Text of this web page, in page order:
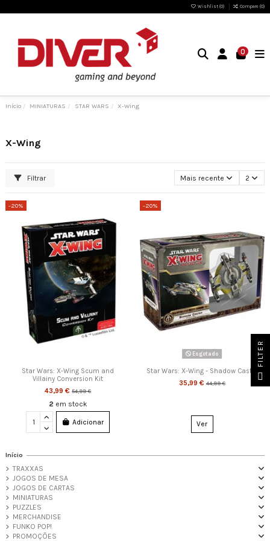
Wishlist (0) Compare (0)
0
Início MINIATURAS STAR WARS X-Wing
X-Wing
Filtrar Mais recente 2
-20%
Star Wars: X-Wing Scum and
Villainy Conversion Kit
43,99 €54,99 €
2 em stock
Adicionar
-20%
Esgotado
Star Wars: X-Wing - Shadow Caster
35,99 €44,99 €
Ver
Início
TRAXXAS
JOGOS DE MESA
JOGOS DE CARTAS
MINIATURAS
PUZZLES
MERCHANDISE
FUNKO POP!
PROMOÇÕES
FILTER